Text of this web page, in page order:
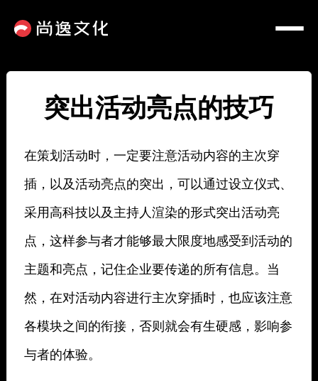
突出活动亮点的技巧
在策划活动时，一定要注意活动内容的主次穿
插，以及活动亮点的突出，可以通过设立仪式、
采用高科技以及主持人渲染的形式突出活动亮
点，这样参与者才能够最大限度地感受到活动的
主题和亮点，记住企业要传递的所有信息。当
然，在对活动内容进行主次穿插时，也应该注意
各模块之间的衔接，否则就会有生硬感，影响参
与者的体验。